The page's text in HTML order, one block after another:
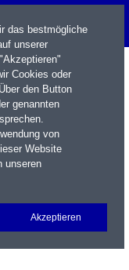
Login
das bestmögliche
unserer
Cookies oder
den Button
genannten
von
Website
unseren
Akzeptieren